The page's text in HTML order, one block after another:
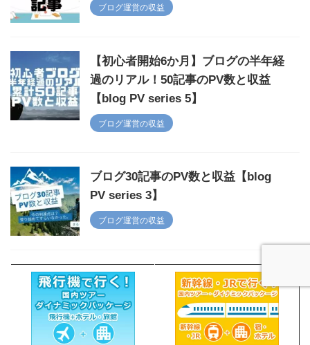
ブログ運営の収益
【初心者開始6か月】ブログの半年経
過のリアル！50記事のPV数と収益
【blog PV series 5】
ブログ運営の収益
ブログ30記事のPV数と収益【blog
PV series 3】
ブログ運営の収益